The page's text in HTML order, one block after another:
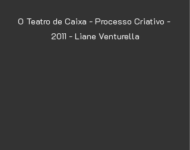
O Teatro de Caixa - Processo Criativo -
2011 - Liane Venturella